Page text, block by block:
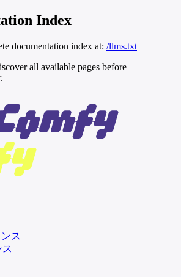
Index
documentation index at: /llms.txt
all available pages before
ス